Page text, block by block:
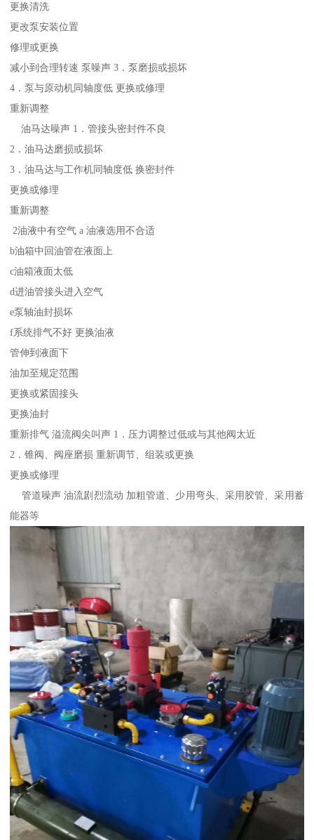
更换清洗
更改泵安装位置
修理或更换
减小到合理转速 泵噪声 3．泵磨损或损坏
4．泵与原动机同轴度低 更换或修理
重新调整
油马达噪声 1．管接头密封件不良
2．油马达磨损或损坏
3．油马达与工作机同轴度低 换密封件
更换或修理
重新调整
2油液中有空气 a 油液选用不合适
b油箱中回油管在液面上
c油箱液面太低
d进油管接头进入空气
e泵轴油封损坏
f系统排气不好 更换油液
管伸到液面下
油加至规定范围
更换或紧固接头
更换油封
重新排气 溢流阀尖叫声 1．压力调整过低或与其他阀太近
2．锥阀、阀座磨损 重新调节、组装或更换
更换或修理
管道噪声 油流剧烈流动 加粗管道、少用弯头、采用胶管、采用蓄
能器等